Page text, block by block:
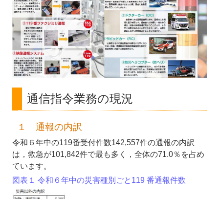
通信指令業務の現況
１ 通報の内訳
令和６年中の119番受付件数142,557件の通報の内訳
は，救急が101,842件で最も多く，全体の71.0％を占め
ています。
図表１ 令和６年中の災害種別ごと119 番通報件数